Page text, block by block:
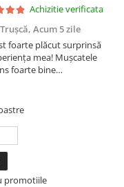
Achizitie verificata
Acum 5 zile
foarte plăcut surprinsă
mea! Mușcatele
foarte bine
Se vede că au fost
promotiile